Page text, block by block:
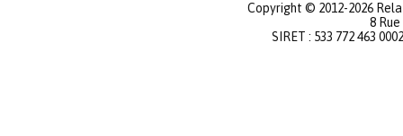
Copyright © 2012-2026
8
SIRET : 533 772 463